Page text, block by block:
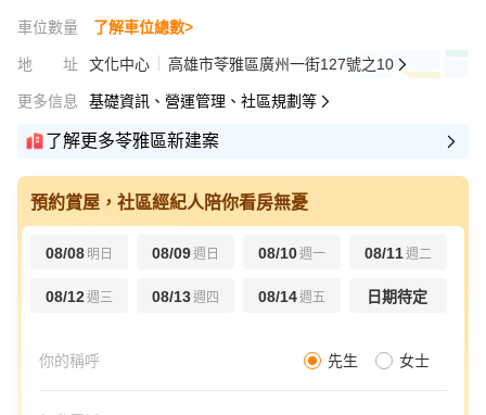
車位數量 了解車位總數>
地址 文化中心 高雄市苓雅區廣州一街127號之10
更多信息 基礎資訊、營運管理、社區規劃等
了解更多苓雅區新建案
預約賞屋，社區經紀人陪你看房無憂
08/08 明日 08/09週日 08/10週一 08/11週二
08/12週三 08/13週四 08/14週五 日期待定
先生 女士